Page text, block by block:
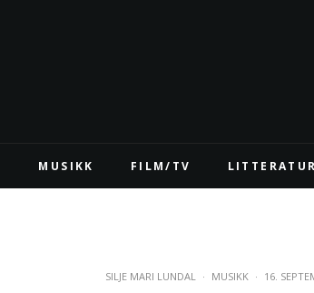
MUSIKK FILM/TV LITTERATUR
SILJE MARI LUNDAL · MUSIKK · 16.